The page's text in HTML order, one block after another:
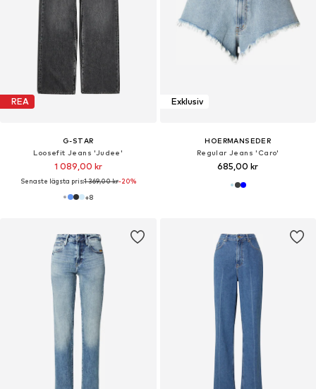
REA
G-STAR
Loosefit Jeans 'Judee'
1 089,00 kr
Senaste lägsta pris:1 369,00 kr-20%
+8
Exklusiv
HOERMANSEDER
Regular Jeans 'Caro'
685,00 kr